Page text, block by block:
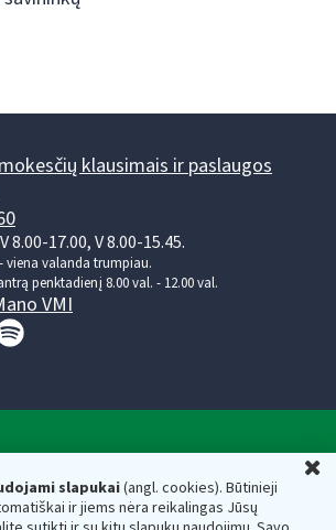
slapukai(angl. cookies). Būtinieji
ir jiems nėra reikalingas Jūsų
klausimais ir paslaugos
8.00-17.00, V 8.00-15.45.
viena valanda trumpiau.
penktadienį 8.00 val. - 12.00 val.
VMI
ministerijos
asmens kodas — 188659752,